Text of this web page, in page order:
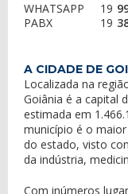
WHATSAPP
PABX
19
19
A CIDADE DE
Localizada na
Goiânia é a capital
estimada em
município é o
do estado, visto
da indústria,
Com inúmeros